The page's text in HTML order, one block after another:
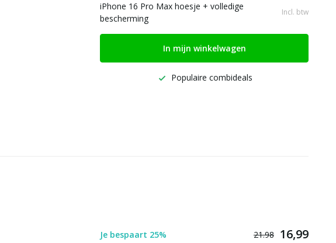
iPhone 16 Pro Max hoesje + volledige
bescherming
Incl. btw
In mijn winkelwagen
Populaire combideals
Je bespaart 25% 21.98 16,99